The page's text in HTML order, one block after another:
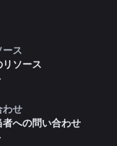
ース
ソース
わせ
者への問い合わせ